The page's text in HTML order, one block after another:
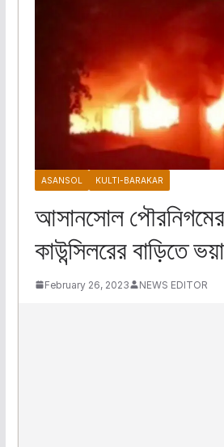
ASANSOL KULTI-BARAKAR
আসানসোল পৌরনিগমের
কাউন্সিলরের বাড়িতে
February 26, 2023 NEWS EDITOR